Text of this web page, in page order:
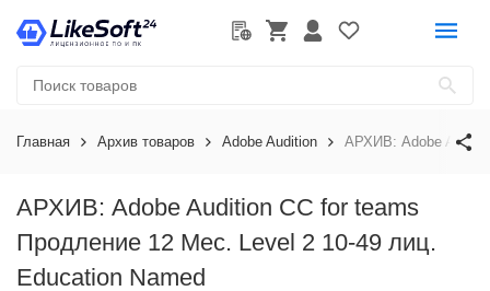
Главная Архив товаров Adobe Audition АРХИВ: Adobe
АРХИВ: Adobe Audition CC for teams
Продление 12 Мес. Level 2 10-49 лиц.
Education Named